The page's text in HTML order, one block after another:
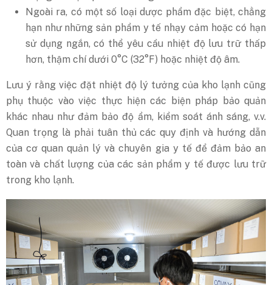
Ngoài ra, có một số loại dược phẩm đặc biệt, chẳng
hạn như những sản phẩm y tế nhạy cảm hoặc có hạn
sử dụng ngắn, có thể yêu cầu nhiệt độ lưu trữ thấp
hơn, thậm chí dưới 0°C (32°F) hoặc nhiệt độ âm.
Lưu ý rằng việc đặt nhiệt độ lý tưởng của kho lạnh cũng
phụ thuộc vào việc thực hiện các biện pháp bảo quản
khác nhau như đảm bảo độ ẩm, kiểm soát ánh sáng, v.v.
Quan trọng là phải tuân thủ các quy định và hướng dẫn
của cơ quan quản lý và chuyên gia y tế để đảm bảo an
toàn và chất lượng của các sản phẩm y tế được lưu trữ
trong kho lạnh.